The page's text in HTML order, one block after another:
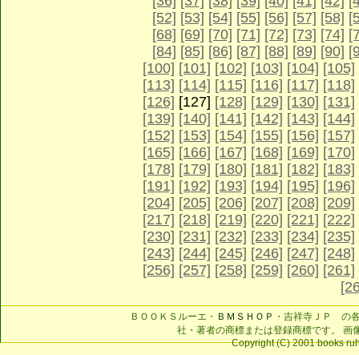
[52] [53] [54] [55] [56] [57] [58]
[68] [69] [70] [71] [72] [73] [74]
[84] [85] [86] [87] [88] [89] [90]
[100] [101] [102] [103] [104] [105]
[113] [114] [115] [116] [117] [118]
[126] [127] [128] [129] [130] [131]
[139] [140] [141] [142] [143] [144]
[152] [153] [154] [155] [156] [157]
[165] [166] [167] [168] [169] [170]
[178] [179] [180] [181] [182] [183]
[191] [192] [193] [194] [195] [196]
[204] [205] [206] [207] [208] [209]
[217] [218] [219] [220] [221] [222]
[230] [231] [232] [233] [234] [235]
[243] [244] [245] [246] [247] [248]
[256] [257] [258] [259] [260] [261]
ＢＯＯＫＳルーエ・ ＢＭＳＨＯＰ ・吉祥寺ＪＰ の
社・著者の商標または登録商標です。 画
Copyright (C) 2001 books